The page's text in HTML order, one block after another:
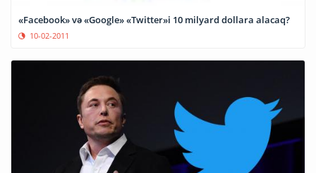
«Facebook» və «Google» «Twitter»i 10 milyard dollara alacaq?
10-02-2011